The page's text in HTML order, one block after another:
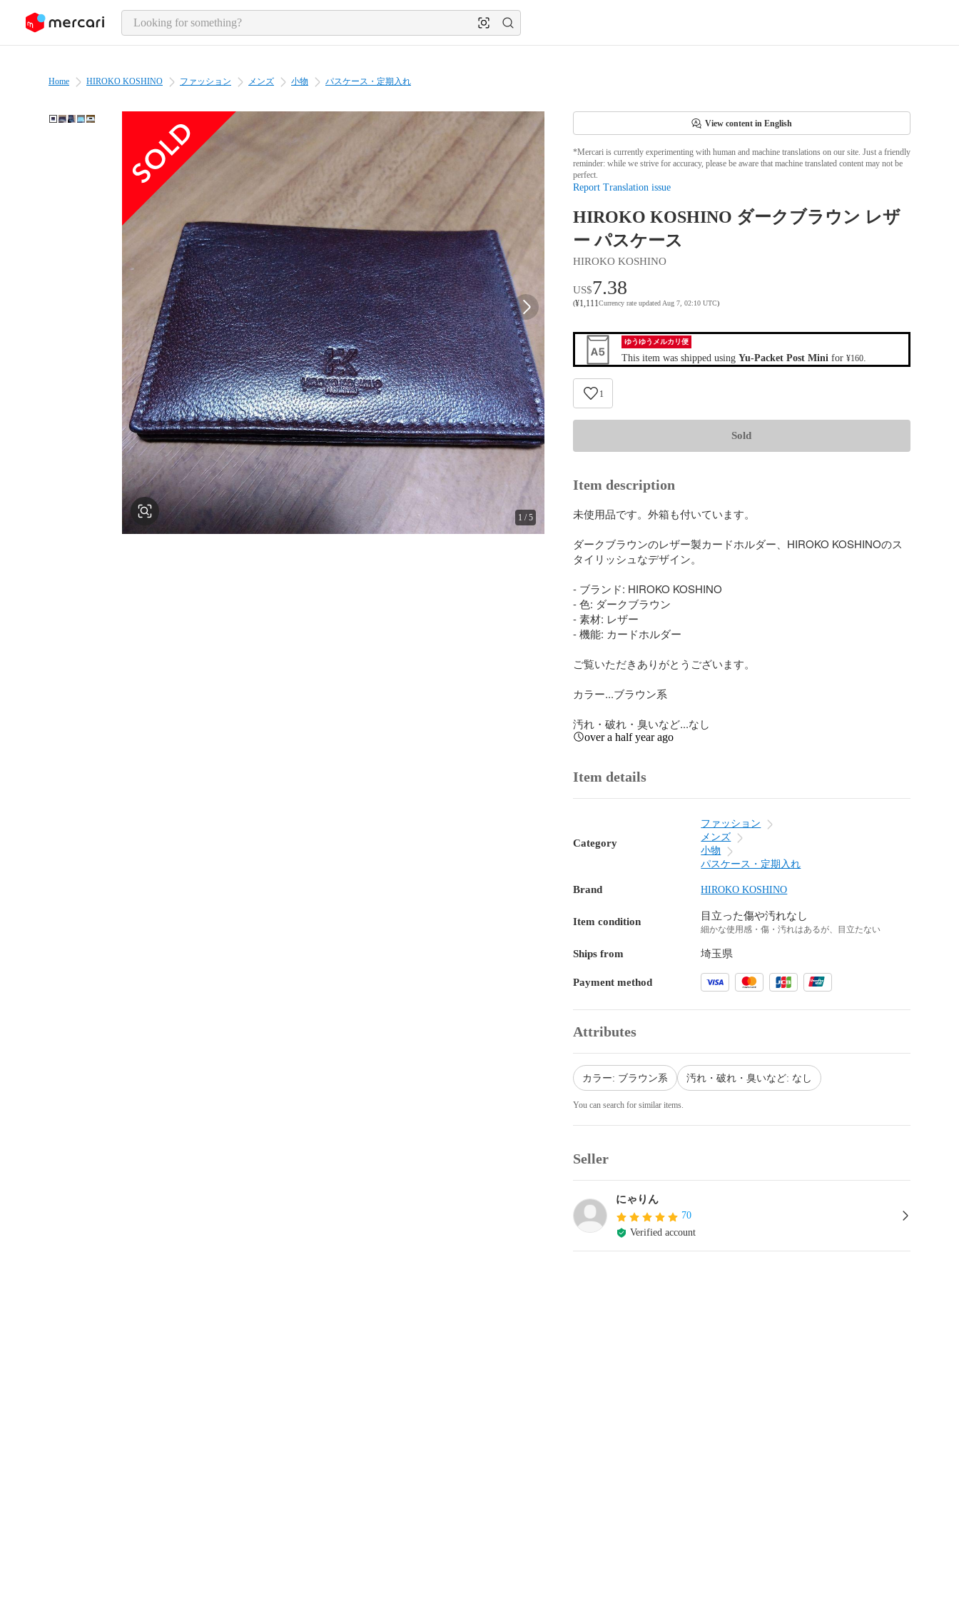
page content
Home HIROKO KOSHINO ファッション メンズ 小物 パスケース・定期入れ
1 /5
View content in English
*Mercari is currently experimenting with human and machine translations on our site. Just a friendly
reminder: while we strive for accuracy, please be aware that machine translated content may not be
perfect.
Report Translation issue
HIROKO KOSHINO ダークブラウン レザ
ー パスケース
HIROKO KOSHINO
US$7.38
(¥1,111Currency rate updated Aug 7, 02:10 UTC)
ゆうゆうメルカリ便
This item was shipped using Yu-Packet Post Minifor ¥160.
1
Sold
Item description
未使用品です。外箱も付いています。
ダークブラウンのレザー製カードホルダー、HIROKO KOSHINOのス
タイリッシュなデザイン。
- ブランド: HIROKO KOSHINO
- 色: ダークブラウン
- 素材: レザー
- 機能: カードホルダー
ご覧いただきありがとうございます。
カラー...ブラウン系
汚れ・破れ・臭いなど...なし
over a half year ago
Item details
Category
ファッション
メンズ
小物
パスケース・定期入れ
Brand HIROKO KOSHINO
Item condition 目立った傷や汚れなし
細かな使用感・傷・汚れはあるが、目立たない
Ships from 埼玉県
Payment method
Attributes
カラー: ブラウン系 汚れ・破れ・臭いなど: なし
You can search for similar items.
Seller
にゃりん
70
Verified account